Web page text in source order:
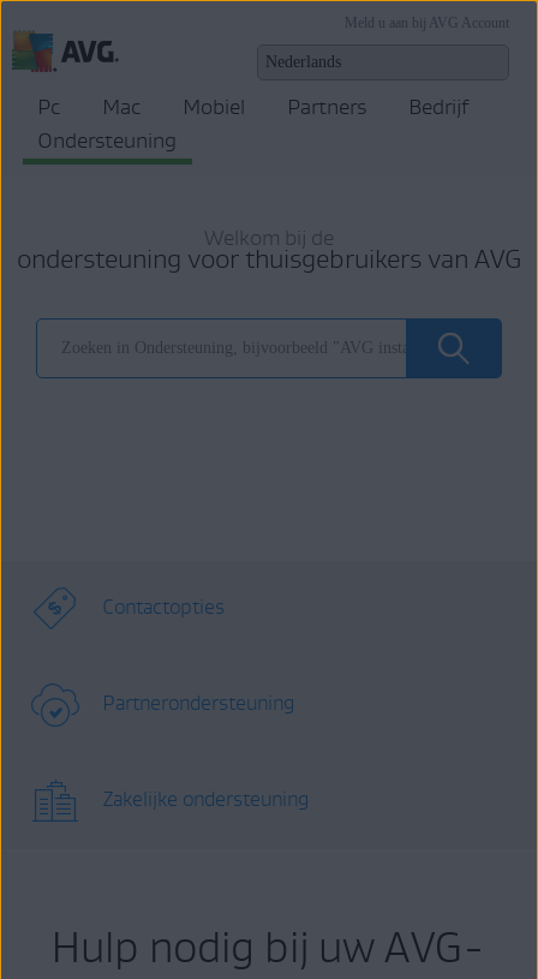
Meld u aan bij AVG Account
Pc Mac Mobiel Partners
Bedrijf
Ondersteuning
Welkom bij de
ondersteuning voor thuisgebruikers van AVG
Contactopties
Partnerondersteuning
Zakelijke ondersteuning
Hulp nodig bij uw AVG-